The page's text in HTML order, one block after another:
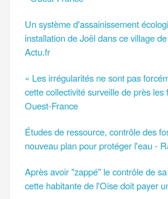
Un système d'assainissement
installation de Joël dans ce village
Actu.fr
« Les irrégularités ne sont pas
cette collectivité surveille de près les
Ouest-France
Études de ressource, contrôle des
nouveau plan pour protéger l'eau -
Après avoir "zappé" le contrôle de
cette habitante de l'Oise doit payer